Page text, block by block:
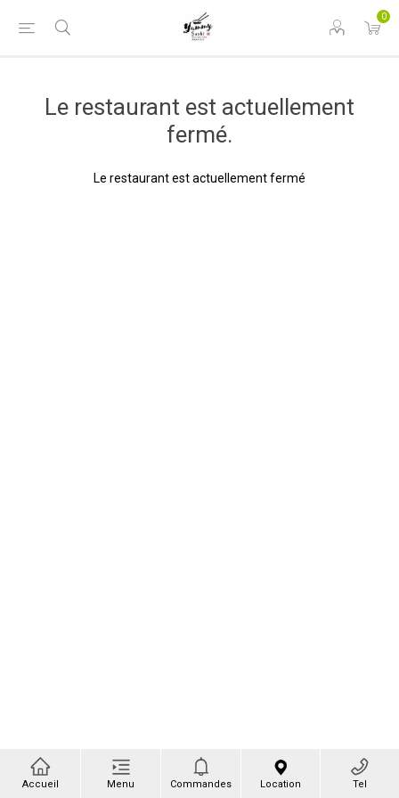
0
Le restaurant est actuellement
fermé.
Le restaurant est actuellement fermé
Accueil Menu Commandes Location Tel